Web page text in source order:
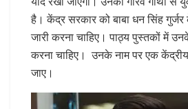
है। केंद्र सरकार को बाबा धन सिंह
जारी करना चाहिए। पाठ्य पुस्तकों में
करना चाहिए। उनके नाम पर एक केंद्रीय
जाए।